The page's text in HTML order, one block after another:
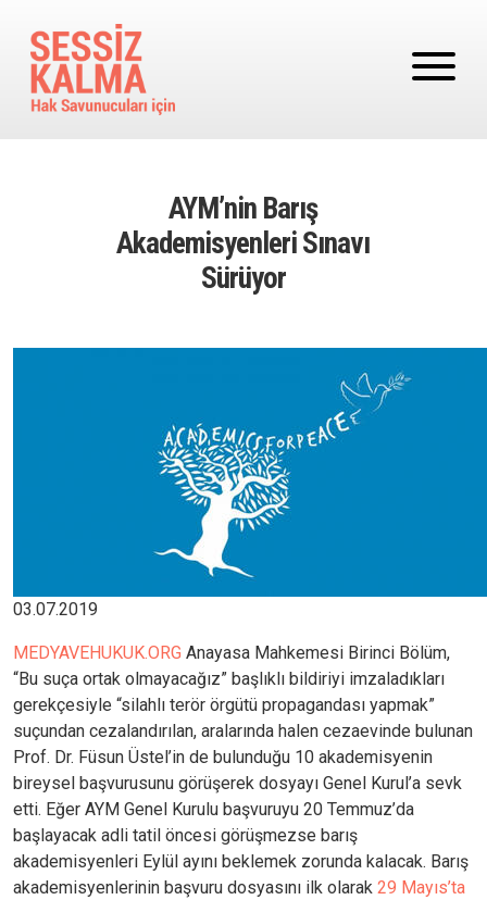
AYM’nin Barış
Akademisyenleri Sınavı
Sürüyor
03.07.2019
MEDYAVEHUKUK.ORG Anayasa Mahkemesi Birinci Bölüm,
“Bu suça ortak olmayacağız” başlıklı bildiriyi imzaladıkları
gerekçesiyle “silahlı terör örgütü propagandası yapmak”
suçundan cezalandırılan, aralarında halen cezaevinde bulunan
Prof. Dr. Füsun Üstel’in de bulunduğu 10 akademisyenin
bireysel başvurusunu görüşerek dosyayı Genel Kurul’a sevk
etti. Eğer AYM Genel Kurulu başvuruyu 20 Temmuz’da
başlayacak adli tatil öncesi görüşmezse barış
akademisyenleri Eylül ayını beklemek zorunda kalacak. Barış
akademisyenlerinin başvuru dosyasını ilk olarak 29 Mayıs’ta